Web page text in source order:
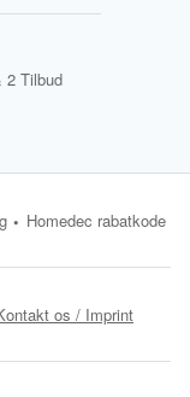
2 Tilbud
Homedec rabatkode
os / Imprint